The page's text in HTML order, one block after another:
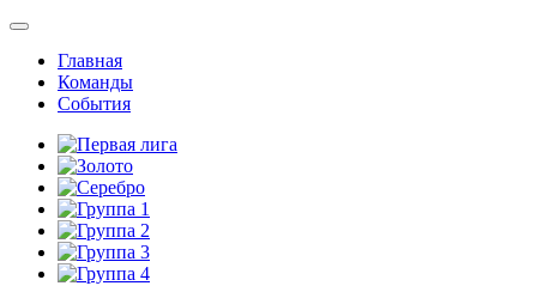
Главная
Команды
События